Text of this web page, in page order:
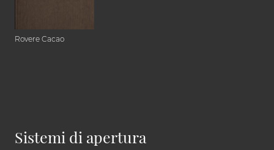
Rovere Cacao
Sistemi di apertura